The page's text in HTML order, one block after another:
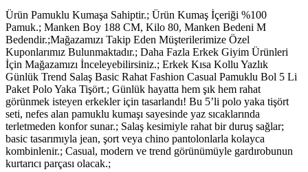
Ürün Pamuklu Kumaşa Sahiptir.; Ürün Kumaş İçeriği %100
Pamuk.; Manken Boy 188 CM, Kilo 80, Manken Bedeni M
Bedendir.;Mağazamızı Takip Eden Müşterilerimize Özel
Kuponlarımız Bulunmaktadır.; Daha Fazla Erkek Giyim Ürünleri
İçin Mağazamızı İnceleyebilirsiniz.; Erkek Kısa Kollu Yazlık
Günlük Trend Salaş Basic Rahat Fashion Casual Pamuklu Bol 5 Li
Paket Polo Yaka Tişört.; Günlük hayatta hem şık hem rahat
görünmek isteyen erkekler için tasarlandı! Bu 5’li polo yaka tişört
seti, nefes alan pamuklu kumaşı sayesinde yaz sıcaklarında
terletmeden konfor sunar.; Salaş kesimiyle rahat bir duruş sağlar;
basic tasarımıyla jean, şort veya chino pantolonlarla kolayca
kombinlenir.; Casual, modern ve trend görünümüyle gardırobunun
kurtarıcı parçası olacak.;